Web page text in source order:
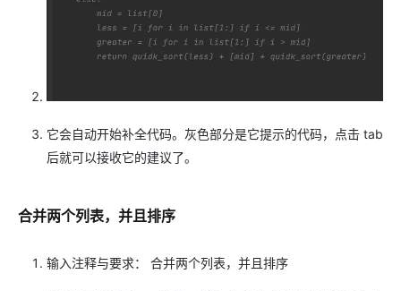
它会自动开始补全代码。灰色部分是它提示的代码，点击 tab
后就可以接收它的建议了。
合并两个列表，并且排序
输入注释与要求： 合并两个列表，并且排序